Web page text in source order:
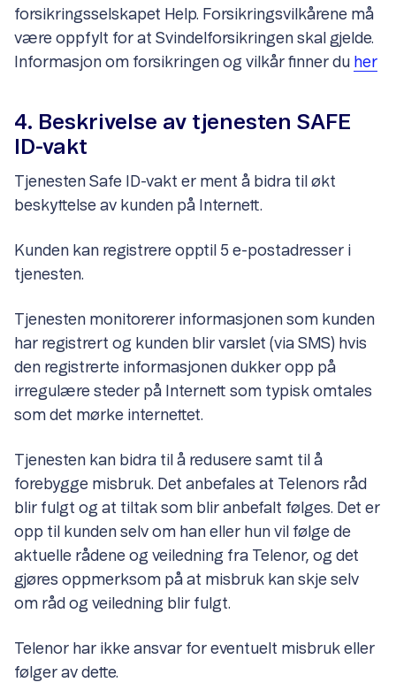
forsikringsselskapet Help. Forsikringsvilkårene må
være oppfylt for at Svindelforsikringen skal gjelde.
Informasjon om forsikringen og vilkår finner du her
4. Beskrivelse av tjenesten SAFE
ID-vakt
Tjenesten Safe ID-vakt er ment å bidra til økt
beskyttelse av kunden på Internett.
Kunden kan registrere opptil 5 e-postadresser i
tjenesten.
Tjenesten monitorerer informasjonen som kunden
har registrert og kunden blir varslet (via SMS) hvis
den registrerte informasjonen dukker opp på
irregulære steder på Internett som typisk omtales
som det mørke internettet.
Tjenesten kan bidra til å redusere samt til å
forebygge misbruk. Det anbefales at Telenors råd
blir fulgt og at tiltak som blir anbefalt følges. Det er
opp til kunden selv om han eller hun vil følge de
aktuelle rådene og veiledning fra Telenor, og det
gjøres oppmerksom på at misbruk kan skje selv
om råd og veiledning blir fulgt.
Telenor har ikke ansvar for eventuelt misbruk eller
følger av dette.